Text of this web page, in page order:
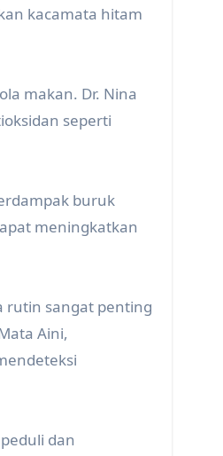
kacamata hitam
makan. Dr. Nina
seperti
buruk
meningkatkan
rutin sangat penting
Aini,
dan